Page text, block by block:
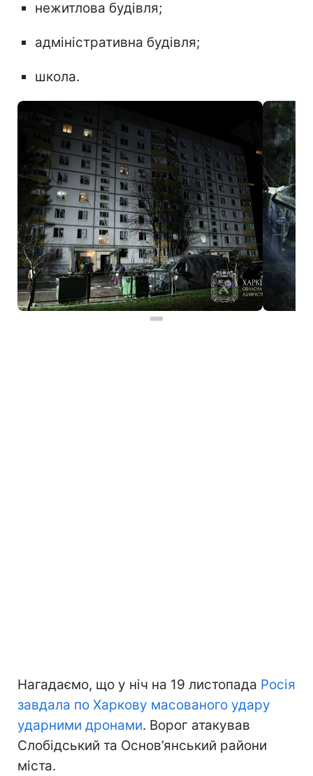
нежитлова будівля;
адміністративна будівля;
школа.
Нагадаємо, що у ніч на 19 листопада Росія
завдала по Харкову масованого удару
ударними дронами. Ворог атакував
Слобідський та Основ’янський райони
міста.